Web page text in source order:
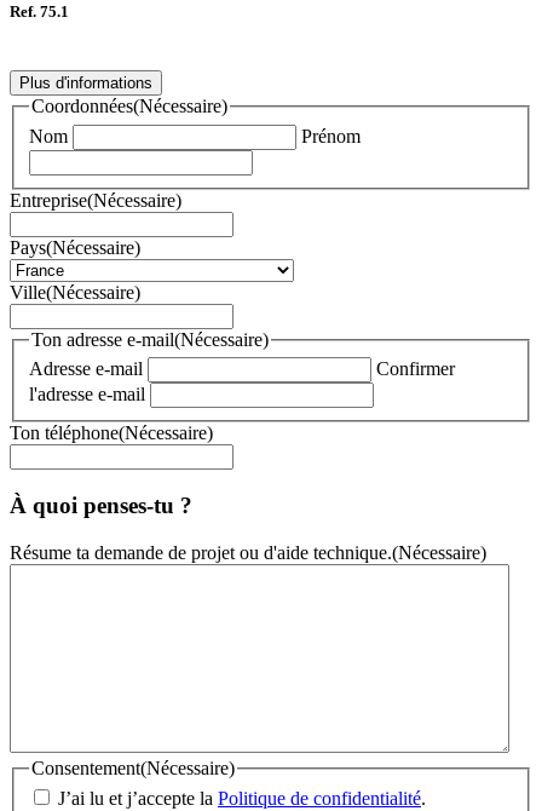
Ref. 75.1
Plus d'informations
Coordonnées(Nécessaire)
Nom
Prénom
Entreprise(Nécessaire)
Pays(Nécessaire)
Ville(Nécessaire)
Ton adresse e-mail(Nécessaire)
Adresse e-mail
Confirmer
l'adresse e-mail
Ton téléphone(Nécessaire)
À quoi penses-tu ?
Résume ta demande de projet ou d'aide technique.(Nécessaire)
Consentement(Nécessaire)
J’ai lu et j’accepte la Politique de confidentialité.